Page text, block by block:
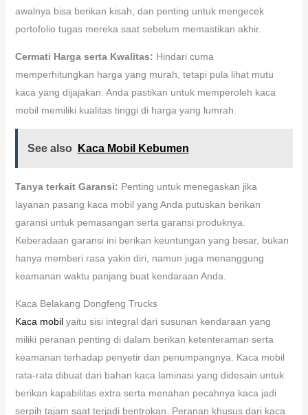
awalnya bisa berikan kisah, dan penting untuk mengecek
portofolio tugas mereka saat sebelum memastikan akhir.
Cermati Harga serta Kwalitas: Hindari cuma
memperhitungkan harga yang murah, tetapi pula lihat mutu
kaca yang dijajakan. Anda pastikan untuk memperoleh kaca
mobil memiliki kualitas tinggi di harga yang lumrah.
See also Kaca Mobil Kebumen
Tanya terkait Garansi: Penting untuk menegaskan jika
layanan pasang kaca mobil yang Anda putuskan berikan
garansi untuk pemasangan serta garansi produknya.
Keberadaan garansi ini berikan keuntungan yang besar, bukan
hanya memberi rasa yakin diri, namun juga menanggung
keamanan waktu panjang buat kendaraan Anda.
Kaca Belakang Dongfeng Trucks
Kaca mobilyaitu sisi integral dari susunan kendaraan yang
miliki peranan penting di dalam berikan ketenteraman serta
keamanan terhadap penyetir dan penumpangnya. Kaca mobil
rata-rata dibuat dari bahan kaca laminasi yang didesain untuk
berikan kapabilitas extra serta menahan pecahnya kaca jadi
serpih tajam saat terjadi bentrokan. Peranan khusus dari kaca